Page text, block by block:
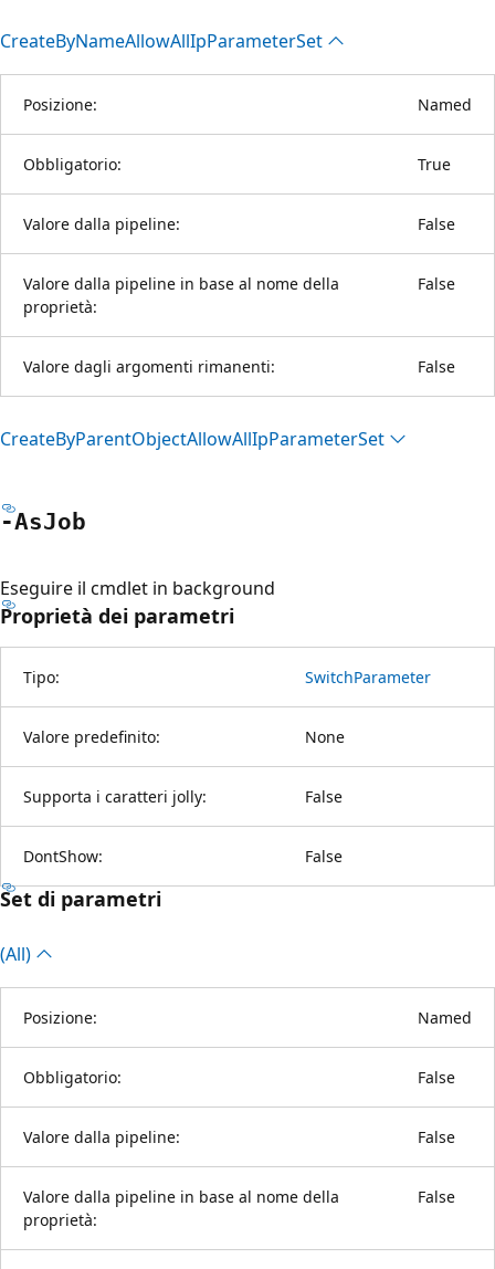
CreateByNameAllowAllIpParameterSet
Posizione: Named
Obbligatorio: True
Valore dalla pipeline: False
Valore dalla pipeline in base al nome della
proprietà:
False
Valore dagli argomenti rimanenti: False
CreateByParentObjectAllowAllIpParameterSet
-AsJob
Eseguire il cmdlet in background
Proprietà dei parametri
Tipo: SwitchParameter
Valore predefinito: None
Supporta i caratteri jolly: False
DontShow: False
Set di parametri
(All)
Posizione: Named
Obbligatorio: False
Valore dalla pipeline: False
Valore dalla pipeline in base al nome della
proprietà:
False